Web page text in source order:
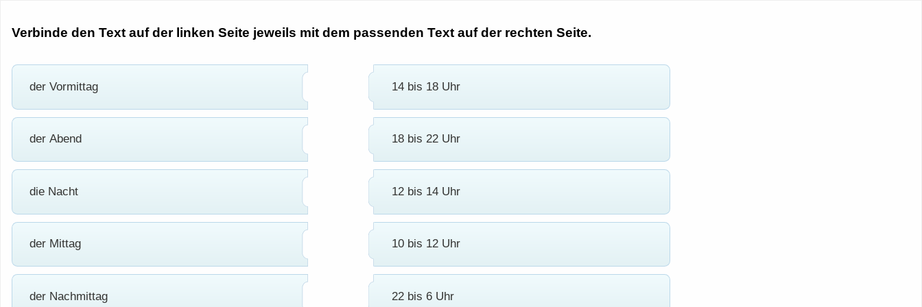
Verbinde den Text auf der linken Seite jeweils mit dem passenden Text auf der rechten Seite.
der Vormittag
der Abend
die Nacht
der Mittag
der Nachmittag
14 bis 18 Uhr
18 bis 22 Uhr
12 bis 14 Uhr
10 bis 12 Uhr
22 bis 6 Uhr